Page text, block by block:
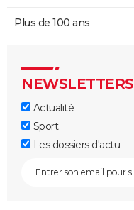
Plus de 100 ans
NEWSLETTERS
Actualité
Sport
Les dossiers d'actu